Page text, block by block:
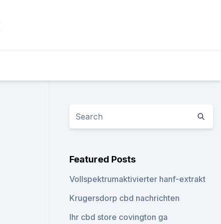
Featured Posts
Vollspektrumaktivierter hanf-extrakt
Krugersdorp cbd nachrichten
Ihr cbd store covington ga